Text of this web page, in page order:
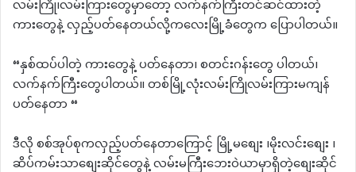
လမ်းကြို၊လမ်းကြားတွေမှာတော့ လက်နက်ကြီးတင်ဆင်ထားတဲ့
ကားတွေနဲ့ လှည့်ပတ်နေတယ်လို့ကလေးမြို့ခံတွေက ပြောပါတယ်။
“နှစ်ထပ်ပါတဲ့ ကားတွေနဲ့ ပတ်နေတာ၊ စတင်းဂန်းတွေ ပါတယ်၊
လက်နက်ကြီးတွေပါတယ်။ တစ်မြို့လုံးလမ်းကြိုလမ်းကြားမကျန်
ပတ်နေတာ “
ဒီလို စစ်အုပ်စုကလှည့်ပတ်နေတာကြောင့် မြို့မစျေး ၊မိုးလင်းစျေး ၊
ဆိပ်ကမ်းသာစျေးဆိုင်တွေနဲ့ လမ်းမကြီးဘေးဝဲယာမှာရှိတဲ့စျေးဆိုင်